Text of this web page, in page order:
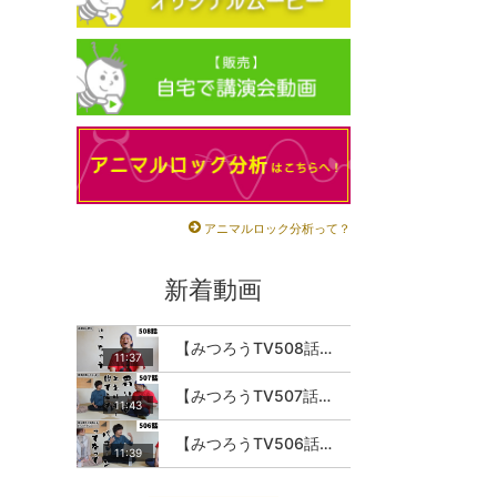
アニマルロック分析って？
新着動画
11:37 【みつろうTV508話】さとうみつろう『サトレル男塾』編④「“毎日”が変わります。楽しく」
11:43 【みつろうTV507話】さとうみつろう『サトレル男塾』編③「快楽は“自分のカラダの内側”にしかない」
11:39 【みつろうTV506話】さとうみつろう『サトレル男塾』編②「不思議な棒をお尻に…」